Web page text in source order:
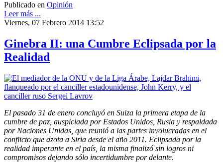
Publicado en Opinión
Leer más ...
Viernes, 07 Febrero 2014 13:52
Ginebra II: una Cumbre Eclipsada por la
Realidad
El pasado 31 de enero concluyó en Suiza la primera etapa de la
cumbre de paz, auspiciada por Estados Unidos, Rusia y respaldada
por Naciones Unidas, que reunió a las partes involucradas en el
conflicto que azota a Siria desde el año 2011. Eclipsada por la
realidad imperante en el país, la misma finalizó sin logros ni
compromisos dejando sólo incertidumbre por delante.